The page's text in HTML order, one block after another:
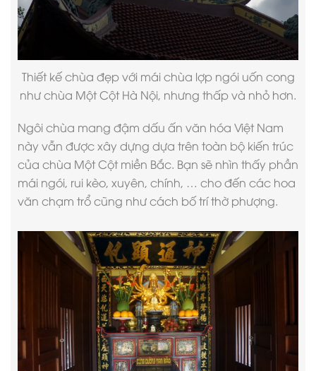
Thiết kế chùa đẹpvới mái chùa lợp ngói uốn cong
như chùa Một Cột Hà Nội, nhưng thấp và nhỏ hơn.
Ngôi chùa mang đậm dấu ấn văn hóa Việt Nam
này vẫn được xây dựng dựa trên toàn bộ kiến trúc
của chùa Một Cột miền Bắc. Bạn sẽ nhìn thấy phần
mái ngói, rui kèo, xuyên, chính, … cho đến các hoa
văn chạm trổ cũng như cách bố trí thờ phượng.